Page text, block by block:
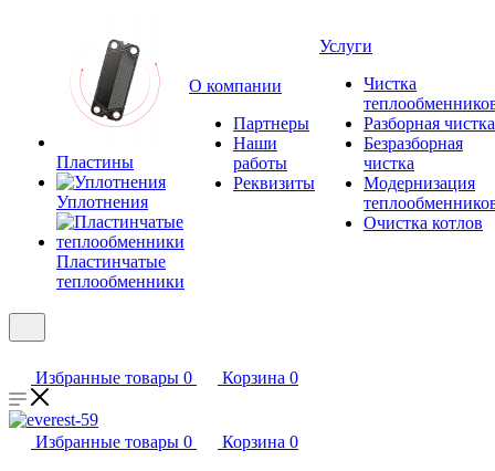
Пластины
Уплотнения
Пластинчатые
теплообменники
О компании
Партнеры
Наши
работы
Реквизиты
Услуги
Чистка
Разборная чистка
Безразборная
чистка
Модернизация
Очистка котлов
Избранные товары 0 Корзина 0
Избранные товары 0 Корзина 0